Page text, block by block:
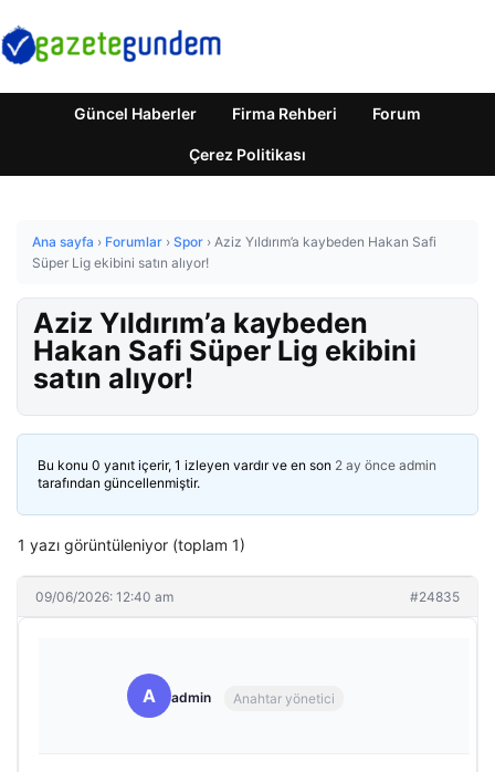
Güncel Haberler Firma Rehberi Forum
Çerez Politikası
Ana sayfa › Forumlar › Spor › Aziz Yıldırım’a kaybeden Hakan Safi
Süper Lig ekibini satın alıyor!
Aziz Yıldırım’a kaybeden
Hakan Safi Süper Lig ekibini
satın alıyor!
Bu konu 0 yanıt içerir, 1 izleyen vardır ve en son 2 ay önce admin
tarafından güncellenmiştir.
1 yazı görüntüleniyor (toplam 1)
09/06/2026: 12:40 am #24835
A admin Anahtar yönetici